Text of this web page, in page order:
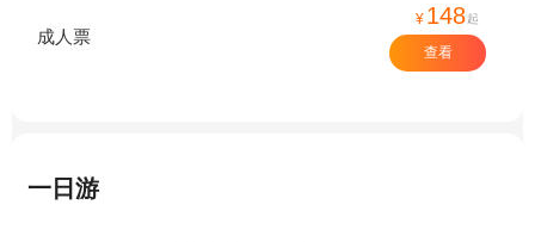
成人票
¥ 148起
查看
一日游